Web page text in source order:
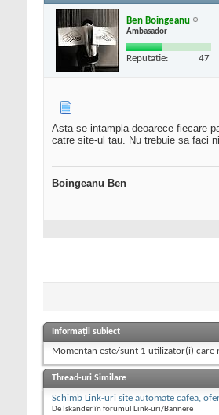
Ben Boingeanu
Ambasador
Reputatie: 47
Asta se intampla deoarece fiecare
catre site-ul tau. Nu trebuie sa faci
Boingeanu Ben
Informații subiect
Momentan este/sunt 1 utilizator(i) care
Thread-uri Similare
Schimb Link-uri site automate cafea,
De Iskander în forumul Link-uri/Bannere